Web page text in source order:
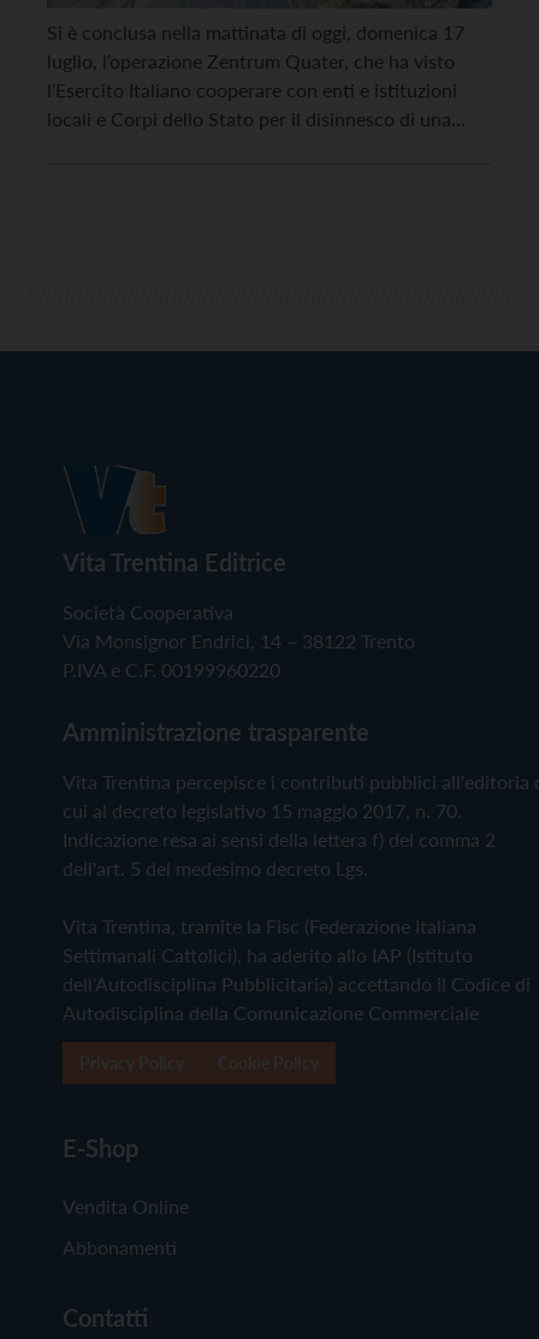
Si è conclusa nella mattinata di oggi, domenica 17
luglio, l’operazione Zentrum Quater, che ha visto
l’Esercito Italiano cooperare con enti e istituzioni
locali e Corpi dello Stato per il disinnesco di una
Vita Trentina Editrice
Società Cooperativa
Via Monsignor Endrici, 14 – 38122 Trento
P.IVA e C.F. 00199960220
Amministrazione trasparente
Vita Trentina percepisce i contributi pubblici all'editoria
cui al decreto legislativo 15 maggio 2017, n. 70.
Indicazione resa ai sensi della lettera f) del comma 2
dell'art. 5 del medesimo decreto Lgs.
Vita Trentina, tramite la Fisc (Federazione Italiana
Settimanali Cattolici), ha aderito allo IAP (Istituto
dell'Autodisciplina Pubblicitaria) accettando il Codice di
Autodisciplina della Comunicazione Commerciale
E-Shop
Vendita Online
Abbonamenti
Contatti